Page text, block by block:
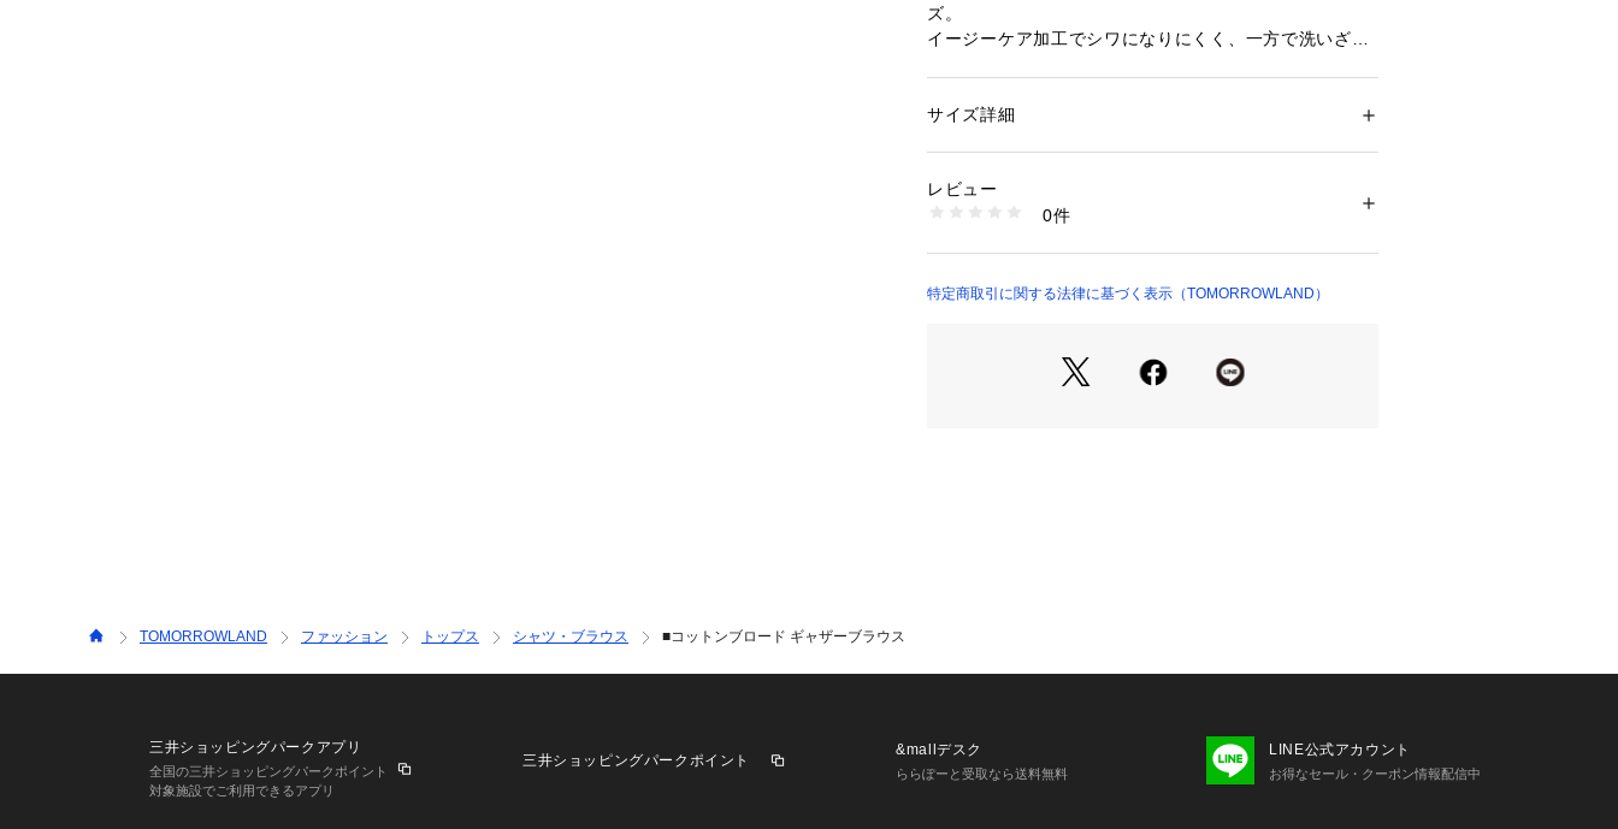
ズ。
イージーケア加工でシワになりにくく、一方で洗いざら
ギャザーブラウスはボクシーなシルエットとドルマンス
ボウタイの絞り方で襟元に変化をつけられ、きゅっと絞
ればスタンドカラーとしても着用いただけます。
みいただけるアイテム。
性別：レディース
洗濯：手洗い、漂白不可、タンブル乾燥不可、自然乾燥、アイロ
ン仕上げ可、ドライ可、ウエットクリーニング可
い
12013101705 （ショップ）
サイズ詳細
レビュー
0件
特定商取引に関する法律に基づく表示（TOMORROWLAND）
TOMORROWLAND ファッション トップス シャツ・ブラウス ■コットンブロード ギャザーブラウス
三井ショッピングパークアプリ
全国の三井ショッピングパークポイント
対象施設でご利用できるアプリ
三井ショッピングパークポイント
&mallデスク
ららぽーと受取なら送料無料
LINE公式アカウント
お得なセール・クーポン情報配信中